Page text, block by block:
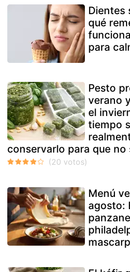
Dientes
qué
para
Pesto
verano
el
tiempo
conservarlo para que no
Menú
agosto: